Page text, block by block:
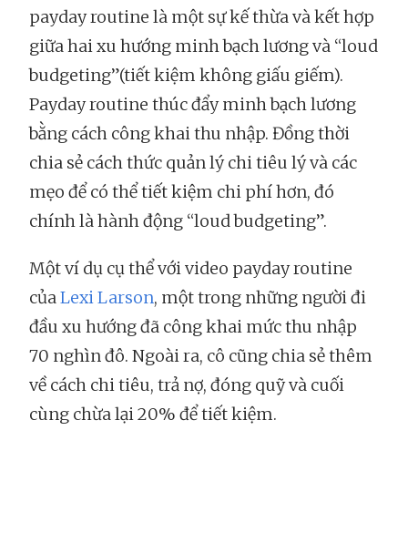
payday routine là một sự kế thừa và kết hợp
giữa hai xu hướng minh bạch lương và “loud
budgeting”(tiết kiệm không giấu giếm).
Payday routine thúc đẩy minh bạch lương
bằng cách công khai thu nhập. Đồng thời
chia sẻ cách thức quản lý chi tiêu lý và các
mẹo để có thể tiết kiệm chi phí hơn, đó
chính là hành động “loud budgeting”.
Một ví dụ cụ thể với video payday routine
củaLexi Larson, một trong những người đi
đầu xu hướng đã công khai mức thu nhập
70 nghìn đô. Ngoài ra, cô cũng chia sẻ thêm
về cách chi tiêu, trả nợ, đóng quỹ và cuối
cùng chừa lại 20% để tiết kiệm.